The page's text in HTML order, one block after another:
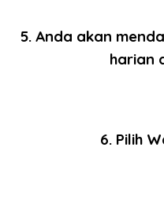
5. Anda akan
harian
6. Pilih